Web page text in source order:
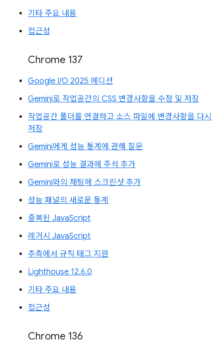
기타 주요 내용
접근성
Chrome 137
Google I/O 2025 에디션
Gemini로 작업공간의 CSS 변경사항을 수정 및 저장
작업공간 폴더를 연결하고 소스 파일에 변경사항을 다시
저장
Gemini에게 성능 통계에 관해 질문
Gemini로 성능 결과에 주석 추가
Gemini와의 채팅에 스크린샷 추가
성능 패널의 새로운 통계
중복된 JavaScript
레거시 JavaScript
추측에서 규칙 태그 지원
Lighthouse 12.6.0
기타 주요 내용
접근성
Chrome 136